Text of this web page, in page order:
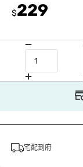
$229
宅配到府